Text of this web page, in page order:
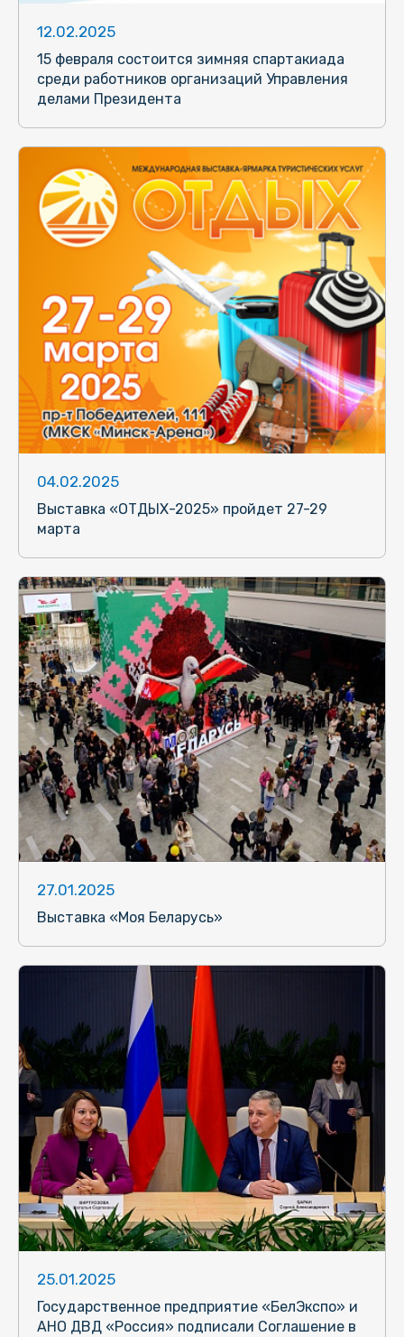
12.02.2025
15 февраля состоится зимняя спартакиада
среди работников организаций Управления
делами Президента
04.02.2025
Выставка «ОТДЫХ-2025» пройдет 27-29
марта
27.01.2025
Выставка «Моя Беларусь»
25.01.2025
Государственное предприятие «БелЭкспо» и
АНО ДВД «Россия» подписали Соглашение в